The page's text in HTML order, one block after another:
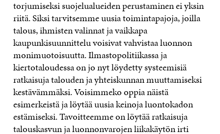
torjumiseksi suojelualueiden perustaminen ei yksin
riitä. Siksi tarvitsemme uusia toimintapajoja, joilla
talous, ihmisten valinnat ja vaikkapa
kaupunkisuunnittelu voisivat vahvistaa luonnon
monimuotoisuutta. Ilmastopolitiikassa ja
kiertotaloudessa on jo nyt löydetty systeemisiä
ratkaisuja talouden ja yhteiskunnan muuttamiseksi
kestävämmäksi. Voisimmeko oppia näistä
esimerkeistä ja löytää uusia keinoja luontokadon
estämiseksi. Tavoitteemme on löytää ratkaisuja
talouskasvun ja luonnonvarojen liikakäytön irti